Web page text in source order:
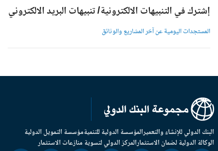
إشترك في التنبيهات الالكترونية/ تنبيهات البريد الالكتروني
المستجدات اليومية عن آخر المشاريع والوثائق
الدولي للإنشاء والتعميرالمؤسسة الدولية للتنميةمؤسسة التمويل الدولية
الدولية لضمان الاستثمارالمركز الدولي لتسوية منازعات الاستثمار